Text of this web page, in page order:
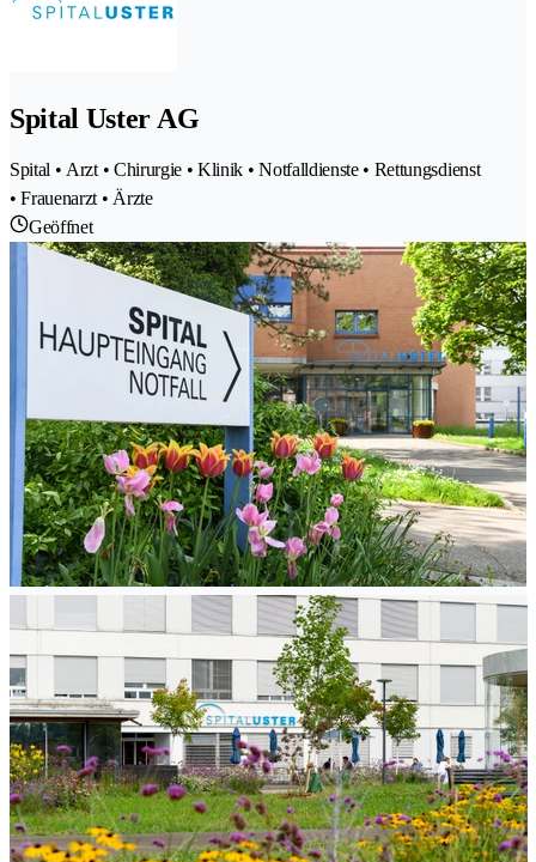
Spital Uster AG
Spital • Arzt • Chirurgie • Klinik • Notfalldienste • Rettungsdienst
• Frauenarzt • Ärzte
Geöffnet